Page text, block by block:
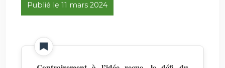
Publié le 11 mars 2024